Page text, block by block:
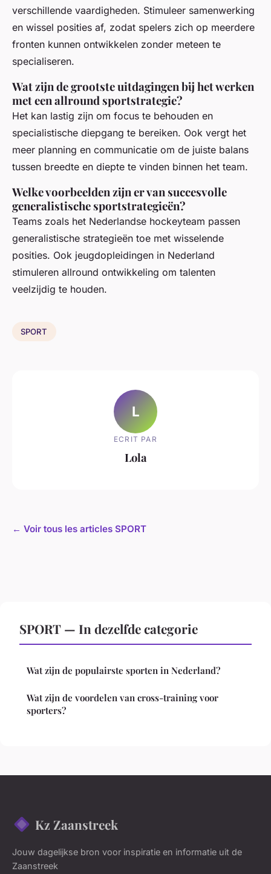
verschillende vaardigheden. Stimuleer samenwerking
en wissel posities af, zodat spelers zich op meerdere
fronten kunnen ontwikkelen zonder meteen te
specialiseren.
Wat zijn de grootste uitdagingen bij het werken
met een allround sportstrategie?
Het kan lastig zijn om focus te behouden en
specialistische diepgang te bereiken. Ook vergt het
meer planning en communicatie om de juiste balans
tussen breedte en diepte te vinden binnen het team.
Welke voorbeelden zijn er van succesvolle
generalistische sportstrategieën?
Teams zoals het Nederlandse hockeyteam passen
generalistische strategieën toe met wisselende
posities. Ook jeugdopleidingen in Nederland
stimuleren allround ontwikkeling om talenten
veelzijdig te houden.
SPORT
L
ECRIT PAR
Lola
← Voir tous les articles SPORT
SPORT — In dezelfde categorie
Wat zijn de populairste sporten in Nederland?
Wat zijn de voordelen van cross-training voor
sporters?
Kz Zaanstreek
Jouw dagelijkse bron voor inspiratie en informatie uit de
Zaanstreek